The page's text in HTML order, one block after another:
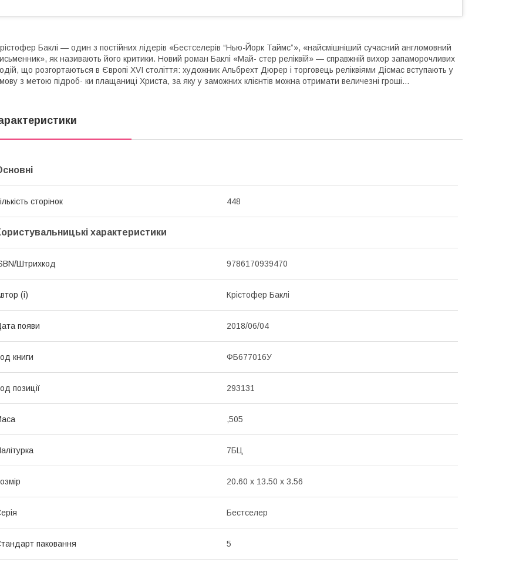
Баклі — один з постійних лідерів «Бестселерів “Нью-Йорк Таймс”», «найсмішніший сучасний англомовний
як називають його критики. Новий роман Баклі «Май- стер реліквій» — справжній вихор запаморочливих
що розгортаються в Європі XVI століття: художник Альбрехт Дюрер і торговець реліквіями Дісмас вступають у
з метою підроб- ки плащаниці Христа, за яку у заможних клієнтів можна отримати величезні гроші...
сторінок 448
характеристики
Штрихкод 9786170939470
(і) Крістофер Баклі
появи 2018/06/04
книги ФБ677016У
позиції 293131
,505
7БЦ
20.60 x 13.50 x 3.56
Бестселер
паковання 5